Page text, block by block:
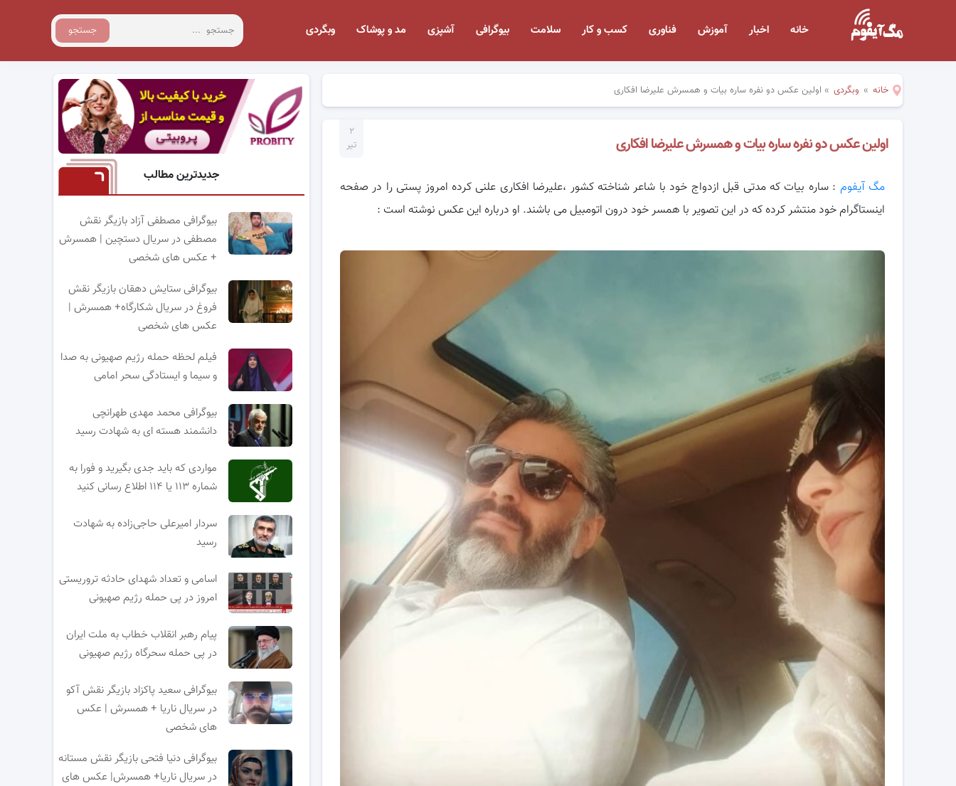
جستجو خانه اخبار آموزش فناوری کسب و کار سلامت بیوگرافی آشپزی مد و پوشاک وبگردی
خانه » وبگردی » اولین عکس دو نفره ساره بیات و همسرش علیرضا افکاری
۲
تیر
اولین عکس دو نفره ساره بیات و همسرش علیرضا افکاری
مگ آیفوم : ساره بیات که مدتی قبل ازدواج خود با شاعر شناخته کشور ،علیرضا افکاری علنی کرده امروز پستی را در صفحه
اینستاگرام خود منتشرکرده که در این تصویر با همسر خود درون اتومبیل می باشند. او درباره این عکس نوشته است :
جدیدترین مطالب
بیوگرافی مصطفی آزاد بازیگر نقش
مصطفی در سریال دستچین | همسرش
+ عکس های شخصی
بیوگرافی ستایش دهقان بازیگر نقش
فروغ در سریال شکارگاه+ همسرش |
عکس های شخصی
فیلم لحظه حمله رژیم صهیونی به صدا
و سیما و ایستادگی سحر امامی
بیوگرافی محمد مهدی طهرانچی
دانشمند هسته ای به شهادت رسید
مواردی که باید جدی بگیرید و فورا به
شماره ۱۱۳ یا ۱۱۴ اطلاع رسانی کنید
سردار امیرعلی حاجی‌زاده به شهادت
رسید
اسامی و تعداد شهدای حادثه تروریستی
امروز در پی حمله رژیم صهیونی
پیام رهبر انقلاب خطاب به ملت ایران
در پی حمله سحرگاه رژیم صهیونی
بیوگرافی سعید پاکزاد بازیگر نقش آکو
در سریال ناریا + همسرش | عکس
های شخصی
بیوگرافی دنیا فتحی بازیگر نقش مستانه
در سریال ناریا+ همسرش| عکس های